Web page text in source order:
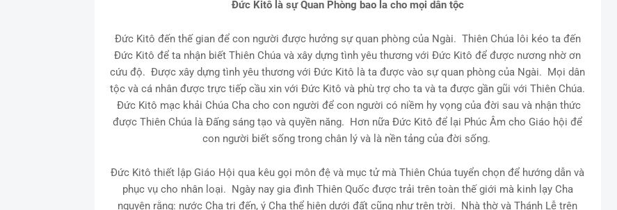
Đức Kitô là sự Quan Phòng bao la cho mọi dân tộc
Đức Kitô đến thế gian để con người được hưởng sự quan phòng của Ngài. Thiên Chúa lôi kéo ta đến
Đức Kitô để ta nhận biết Thiên Chúa và xây dựng tình yêu thương với Đức Kitô để được nương nhờ ơn
cứu độ. Được xây dựng tình yêu thương với Đức Kitô là ta được vào sự quan phòng của Ngài. Mọi dân
tộc và cá nhân được trực tiếp cầu xin với Đức Kitô và phù trợ cho ta và ta được gần gũi với Thiên Chúa.
Đức Kitô mạc khải Chúa Cha cho con người để con người có niềm hy vọng của đời sau và nhận thức
được Thiên Chúa là Đấng sáng tạo và quyền năng. Hơn nữa Đức Kitô để lại Phúc Âm cho Giáo hội để
con người biết sống trong chân lý và là nền tảng của đời sống.
Đức Kitô thiết lập Giáo Hội qua kêu gọi môn đệ và mục tử mà Thiên Chúa tuyển chọn để hướng dẫn và
phục vụ cho nhân loại. Ngày nay gia đình Thiên Quốc được trải trên toàn thế giới mà kinh lạy Cha
nguyện rằng: nước Cha trị đến, ý Cha thể hiện dưới đất cũng như trên trời. Nhà thờ và Thánh Lễ trên